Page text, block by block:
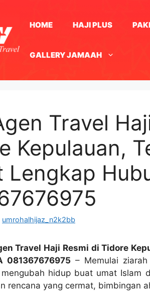
HOME HAJI PLUS
GALLERY JAMAAH
Travel
Kepulauan,
Lengkap
umrohalhijaz_n2k2bb
Travel Haji Resmi di Tidore
081367676975 – Memulai
hidup buat umat Islam
rencana yang cermat, bimbingan